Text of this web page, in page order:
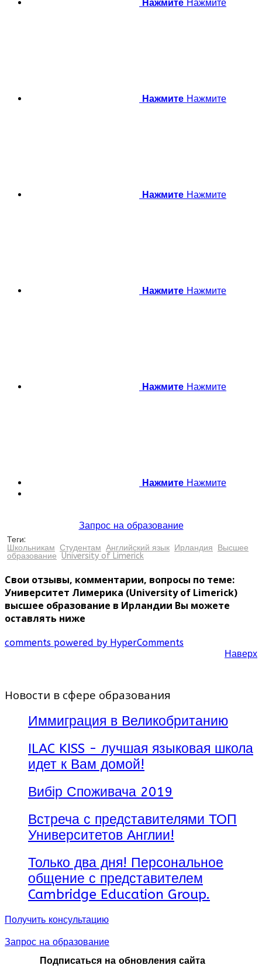
Нажмите Нажмите
Нажмите Нажмите
Нажмите Нажмите
Нажмите Нажмите
Нажмите Нажмите
Нажмите Нажмите
Запрос на образование
Теги:
Школьникам Студентам Английский язык Ирландия Высшее
образование University of Limerick
Свои отзывы, комментарии, вопросы по теме:
Университет Лимерика (University of Limerick)
высшее образование в Ирландии Вы можете
оставлять ниже
comments powered by HyperComments
Наверх
Новости в сфере образования
Иммиграция в Великобританию
ILAC KISS - лучшая языковая школа
идет к Вам домой!
Вибір Споживача 2019
Встреча с представителями ТОП
Университетов Англии!
Только два дня! Персональное
общение с представителем
Cambridge Education Group.
Получить консультацию
Запрос на образование
Подписаться на обновления сайта